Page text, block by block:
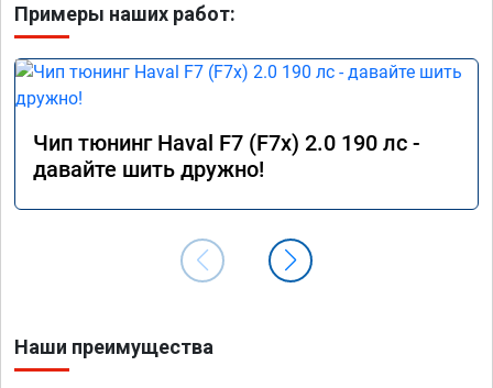
Примеры наших работ:
Чип тюнинг Haval F7 (F7x) 2.0 190 лс -
давайте шить дружно!
Наши преимущества